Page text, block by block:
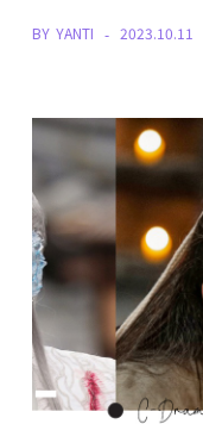
BY YANTI 2023.10.11